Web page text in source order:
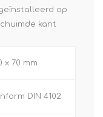
op
kant
x 70 mm
DIN 4102